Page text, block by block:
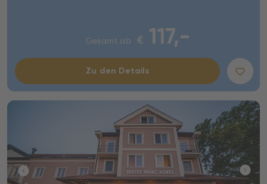
Gesamt ab € 117,-
Zu den Details